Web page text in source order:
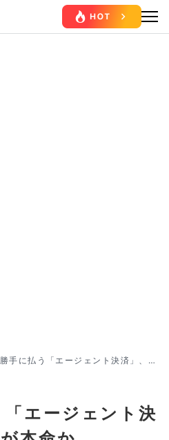
手に払う「エージェント決済」、仮
エージェント決